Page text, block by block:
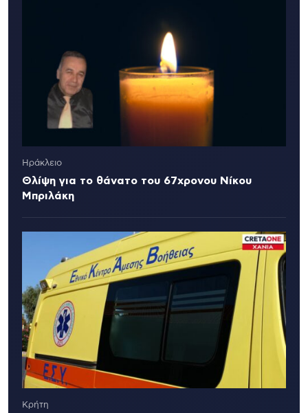
Ηράκλειο
Θλίψη για το θάνατο του 67χρονου Νίκου
Μπριλάκη
Κρήτη